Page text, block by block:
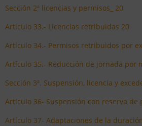
Sección 2ª licencias y permisos_ 20
Artículo 33.- Licencias retribuidas 20
Artículo 34.- Permisos retribuidos por
Artículo 35.- Reducción de jornada por
Sección 3ª. Suspensión, licencia y
Artículo 36- Suspensión con reserva
Artículo 37- Adaptaciones de la